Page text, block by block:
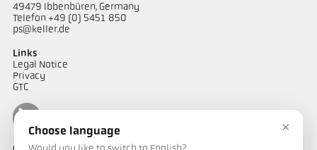
49479 Ibbenbüren, Germany
Telefon +49 (0) 5451 850
ps@keller.de
Links
Legal Notice
Privacy
GTC
×
Choose language